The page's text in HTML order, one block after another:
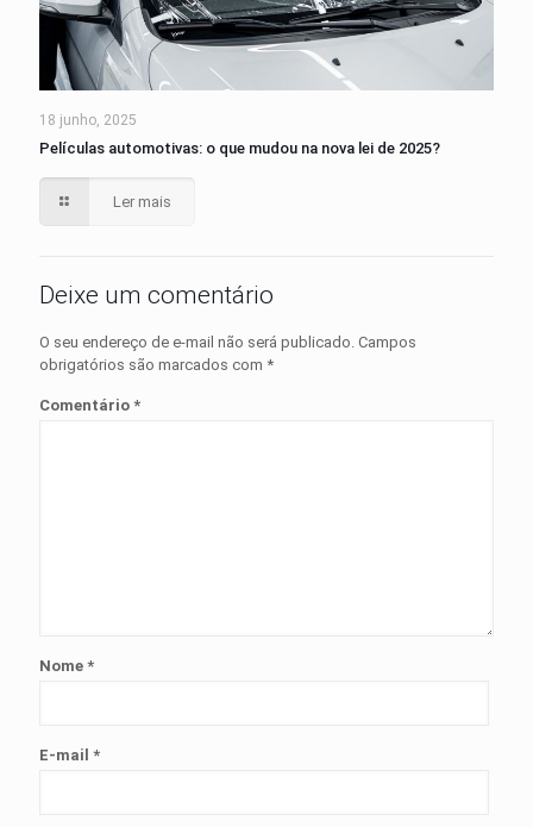
18 junho, 2025
Películas automotivas: o que mudou na nova lei de 2025?
Ler mais
Deixe um comentário
O seu endereço de e-mail não será publicado. Campos
obrigatórios são marcados com *
Comentário *
Nome *
E-mail *